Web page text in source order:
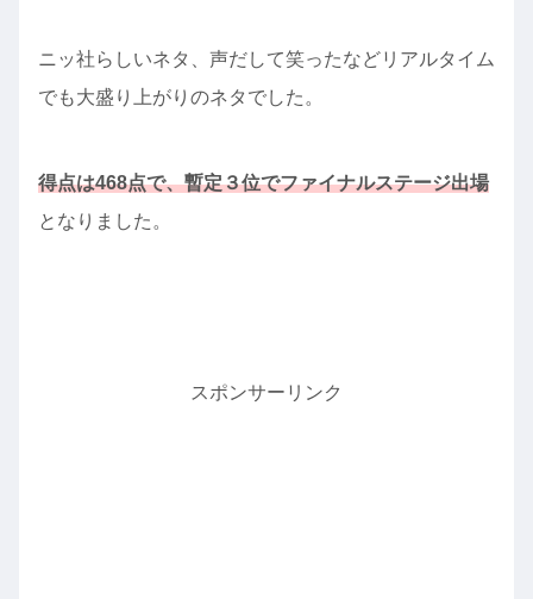
ニッ社らしいネタ、声だして笑ったなどリアルタイム
でも大盛り上がりのネタでした。
得点は468点で、暫定３位でファイナルステージ出場
となりました。
スポンサーリンク